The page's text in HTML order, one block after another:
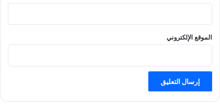
الموقع الإلكتروني